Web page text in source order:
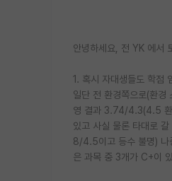
안녕하세요, 전 YK 에서
1. 혹시 자대생들도 학점
일단 전 환경쪽으로(환경
영 결과 3.74/4.3(4.5 환
있고 사실 물론 타대로
8/4.5이고 등수 불명) 나
은 과목 중 3개가 C+이